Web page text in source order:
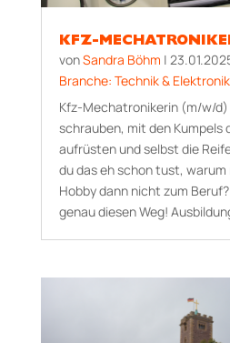
KFZ-
vonSandra Böhm |
Branche: Technik & Elektronik
Kfz-Mechatronikerin (m/w/d)
schrauben, mit den Kumpels
aufrüsten und selbst die
du das eh schon tust,
Hobby dann nicht zum
genau diesen Weg!